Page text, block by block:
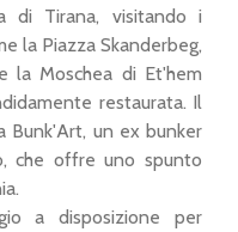
di Tirana, visitando i
la Piazza Skanderbeg,
la Moschea di Et'hem
restaurata. Il
Bunk'Art, un ex bunker
che offre uno spunto
a disposizione per